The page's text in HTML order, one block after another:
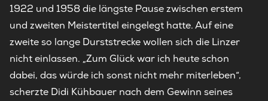
1922 und 1958 die längste Pause zwischen erstem
und zweiten Meistertitel eingelegt hatte. Auf eine
zweite so lange Durststrecke wollen sich die Linzer
nicht einlassen. „Zum Glück war ich heute schon
dabei, das würde ich sonst nicht mehr miterleben“,
scherzte Didi Kühbauer nach dem Gewinn seines